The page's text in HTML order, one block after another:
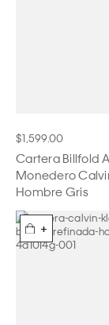
$1,599.00
Cartera Billfold
Monedero
Hombre Gris
+